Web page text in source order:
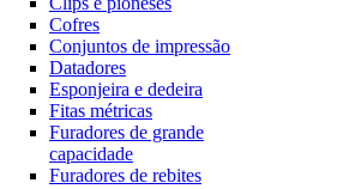
Cofres
Conjuntos de impressão
Datadores
Esponjeira e dedeira
Fitas métricas
Furadores de grande
capacidade
Furadores de rebites